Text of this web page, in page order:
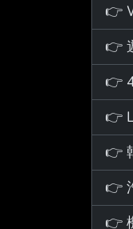
👉
👉
👉
👉
👉
👉
👉